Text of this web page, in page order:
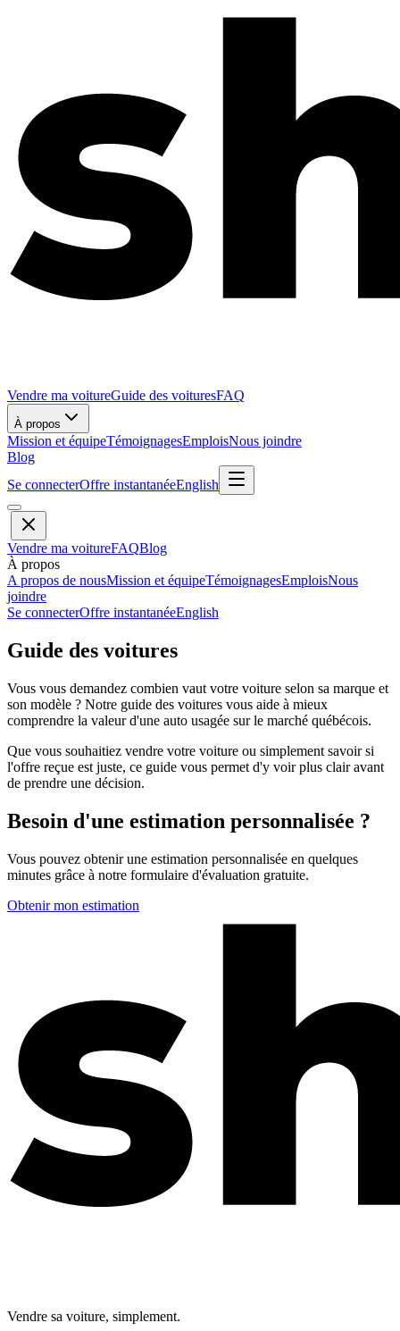
Vendre ma voitureGuide des voituresFAQ
À propos
Mission et équipeTémoignagesEmploisNous joindre
Blog
Se connecterOffre instantanéeEnglish
Vendre ma voitureFAQBlog
À propos
A propos de nousMission et équipeTémoignagesEmploisNous
joindre
Se connecterOffre instantanéeEnglish
Guide des voitures
Vous vous demandez combien vaut votre voiture selon sa marque et
son modèle ? Notre guide des voitures vous aide à mieux
comprendre la valeur d'une auto usagée sur le marché québécois.
Que vous souhaitiez vendre votre voiture ou simplement savoir si
l'offre reçue est juste, ce guide vous permet d'y voir plus clair avant
de prendre une décision.
Besoin d'une estimation personnalisée ?
Vous pouvez obtenir une estimation personnalisée en quelques
minutes grâce à notre formulaire d'évaluation gratuite.
Obtenir mon estimation
Vendre sa voiture, simplement.